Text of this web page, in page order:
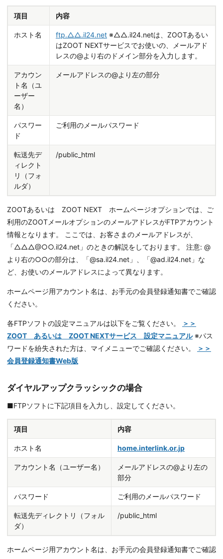
項目 内容
ホスト名 ftp.△△.il24.net ※△△.il24.netは、ZOOTあるい
はZOOT NEXTサービスでお使いの、メールアド
レスの@より右のドメイン部分を入力します。
アカウン
ト名（ユ
ーザー
名）
メールアドレスの@より左の部分
パスワー
ド
ご利用のメールパスワード
転送先デ
ィレクト
リ（フォ
ルダ）
/public_html
ZOOTあるいは ZOOT NEXT ホームページオプションでは、ご
利用のZOOTメールオプションのメールアドレスがFTPアカウント
情報となります。 ここでは、お客さまのメールアドレスが、
「△△△@○○.il24.net」のときの解説をしております。 注意: @
より右の○○の部分は、「@sa.il24.net」、「@ad.il24.net」な
ど、お使いのメールアドレスによって異なります。
ホームページ用アカウント名は、お手元の会員登録通知書でご確認
ください。
各FTPソフトの設定マニュアルは以下をご覧ください。
＞＞
ZOOT あるいは ZOOT NEXTサービス 設定マニュアル※パス
ワードを紛失された方は、マイメニューでご確認ください。
＞＞
会員登録通知書Web版
ダイヤルアップクラッシックの場合
■FTPソフトに下記項目を入力し、設定してください。
項目 内容
ホスト名 home.interlink.or.jp
アカウント名（ユーザー名）
メールアドレスの@より左の
部分
パスワード ご利用のメールパスワード
転送先ディレクトリ（フォル
ダ）
/public_html
ホームページ用アカウント名は、お手元の会員登録通知書でご確認